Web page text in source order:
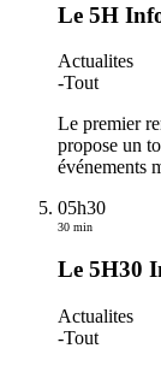
Le 5H
Actualites
-Tout
Le premier
propose un
événements
05h30
30 min
Le 5H30
Actualites
-Tout